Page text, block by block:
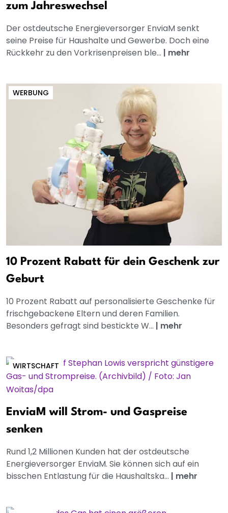
zum Jahreswechsel
Der ostdeutsche Energieversorger EnviaM senkt
seine Preise für Haushalte und Gewerbe. Doch eine
Rückkehr zu den Vorkrisenpreisen ble... | mehr
WERBUNG
10 Prozent Rabatt für dein Geschenk zur
Geburt
10 Prozent Rabatt auf personalisierte Geschenke für
frischgebackene Eltern und deren Familien.
Besonders gefragt sind bestickte W... | mehr
WIRTSCHAFT
EnviaM will Strom- und Gaspreise
senken
Rund 1,2 Millionen Kunden hat der ostdeutsche
Energieversorger EnviaM. Sie können sich auf ein
bisschen Entlastung für die Haushaltska... | mehr